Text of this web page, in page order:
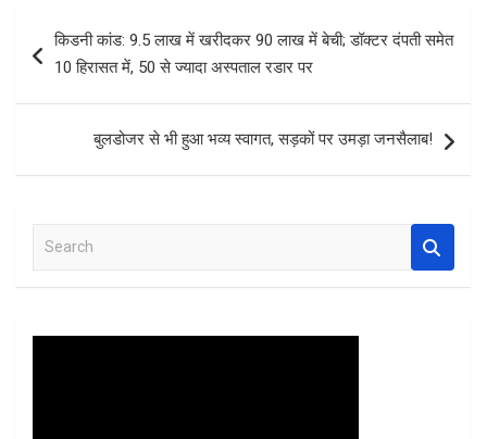
b
o
A
p
es
t
e
navigation
किडनी कांड: 9.5 लाख में खरीदकर 90 लाख में बेची; डॉक्टर दंपती समेत
10 हिरासत में, 50 से ज्यादा अस्पताल रडार पर
बुलडोजर से भी हुआ भव्य स्वागत, सड़कों पर उमड़ा जनसैलाब!
a